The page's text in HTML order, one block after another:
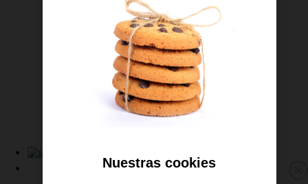
Contrata TV
Gestiona tus líneas
Descárgate la APP de Jazztel
Consulta tus facturas
Revisa tu consumo
Gestiona tus líneas
Nuestras cookies